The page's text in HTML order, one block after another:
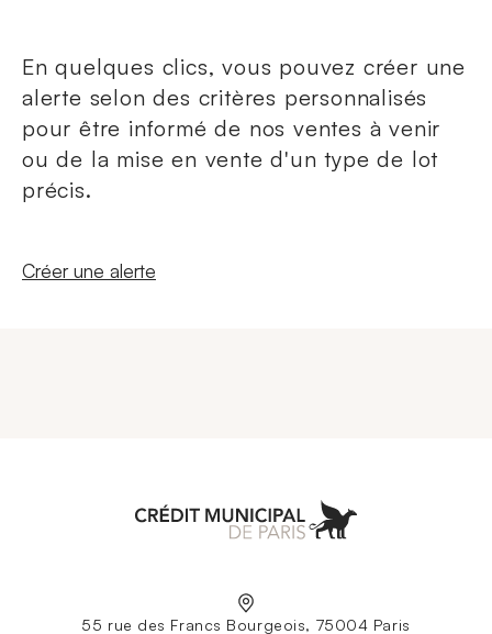
En quelques clics, vous pouvez créer une
alerte selon des critères personnalisés
pour être informé de nos ventes à venir
ou de la mise en vente d'un type de lot
précis.
Nouvelle fenêtre
Créer une alerte
55 rue des Francs Bourgeois, 75004 Paris